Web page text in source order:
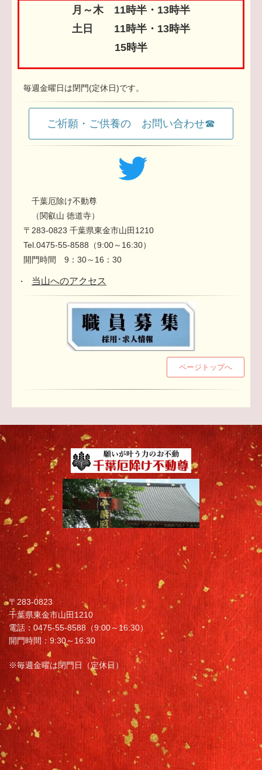
月～木 11時半・13時半
土日 11時半・13時半
15時半
毎週金曜日は閉門(定休日)です。
ご祈願・ご供養の お問い合わせ☎
千葉厄除け不動尊
（関叡山 徳道寺）
〒283-0823 千葉県東金市山田1210
Tel.0475-55-8588（9:00～16:30）
開門時間 9：30～16：30
・ 当山へのアクセス
ページトップへ
〒283-0823
千葉県東金市山田1210
電話：0475-55-8588（9:00～16:30）
開門時間：9:30～16:30
※毎週金曜は閉門日（定休日）